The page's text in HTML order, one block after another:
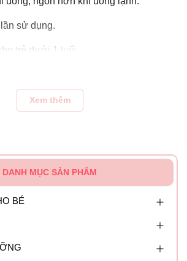
sử dụng.
trẻ dưới 1 tuổi.
ráo và thoáng mát.
Xem thêm
DANH MỤC SẢN PHẨM
BÉ